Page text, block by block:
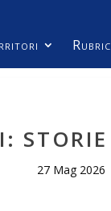
27 Mag 2026